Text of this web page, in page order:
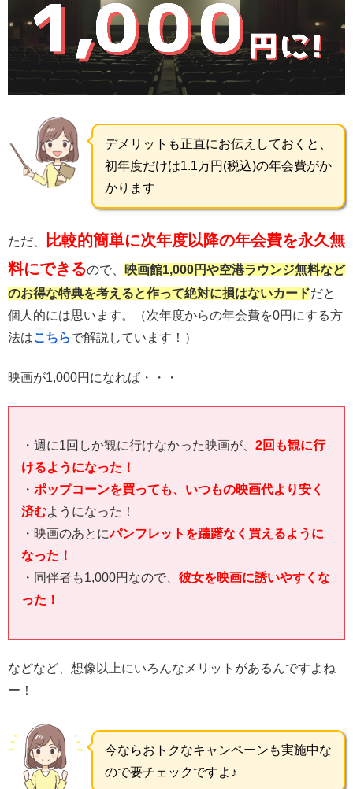
デメリットも正直にお伝えしておくと、
初年度だけは1.1万円(税込)の年会費がか
かります
ただ、
比較的簡単に次年度以降の年会費を永久無
料にできるので、
映画館1,000円や空港ラウンジ無料など
のお得な特典を考えると作って絶対に損はないカードだと
個人的には思います。（次年度からの年会費を0円にする方
法はこちらで解説しています！）
映画が1,000円になれば・・・
・週に1回しか観に行けなかった映画が、 2回も観に行
けるようになった！
・ ポップコーンを買っても、いつもの映画代より安く
済むようになった！
・映画のあとにパンフレットを躊躇なく買えるように
なった！
・同伴者も1,000円なので、 彼女を映画に誘いやすくな
った！
などなど、想像以上にいろんなメリットがあるんですよね
ー！
今ならおトクなキャンペーンも実施中な
ので要チェックですよ♪